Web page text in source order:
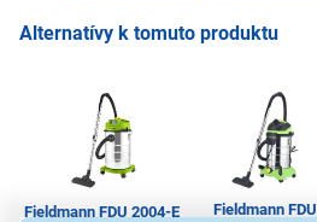
Alternatívy k tomuto produktu
Fieldmann FDU 2004-E
Fieldmann FDU